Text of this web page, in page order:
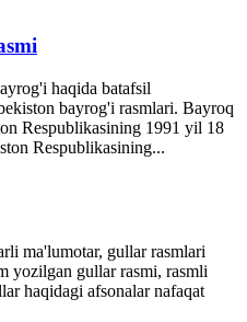
haqida batafsil
bayrog'i rasmlari. Bayroq
Respublikasining 1991 yil 18
Respublikasining...
ma'lumotar, gullar rasmlari
yozilgan gullar rasmi, rasmli
haqidagi afsonalar nafaqat